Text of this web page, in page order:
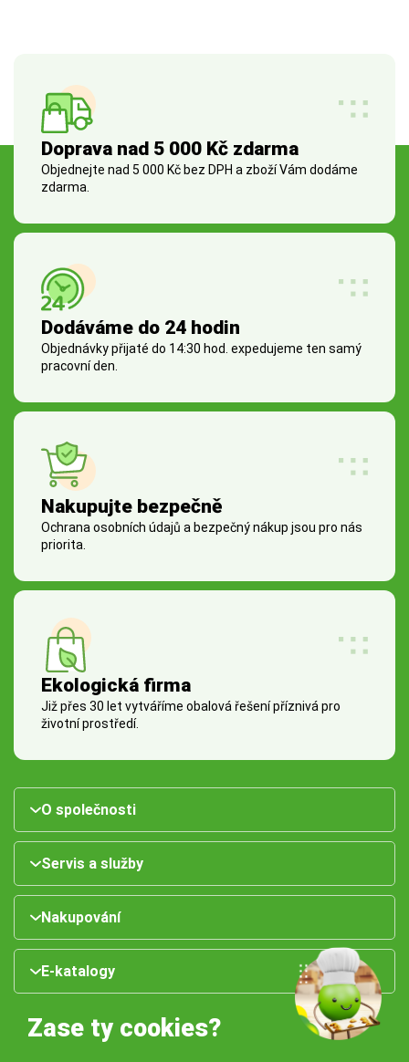
Doprava nad 5 000 Kč zdarma
Objednejte nad 5 000 Kč bez DPH a zboží Vám dodáme
zdarma.
Dodáváme do 24 hodin
Objednávky přijaté do 14:30 hod. expedujeme ten samý
pracovní den.
Nakupujte bezpečně
Ochrana osobních údajů a bezpečný nákup jsou pro nás
priorita.
Ekologická firma
Již přes 30 let vytváříme obalová řešení příznivá pro
životní prostředí.
O společnosti
Servis a služby
Nakupování
E-katalogy
Zase ty cookies?